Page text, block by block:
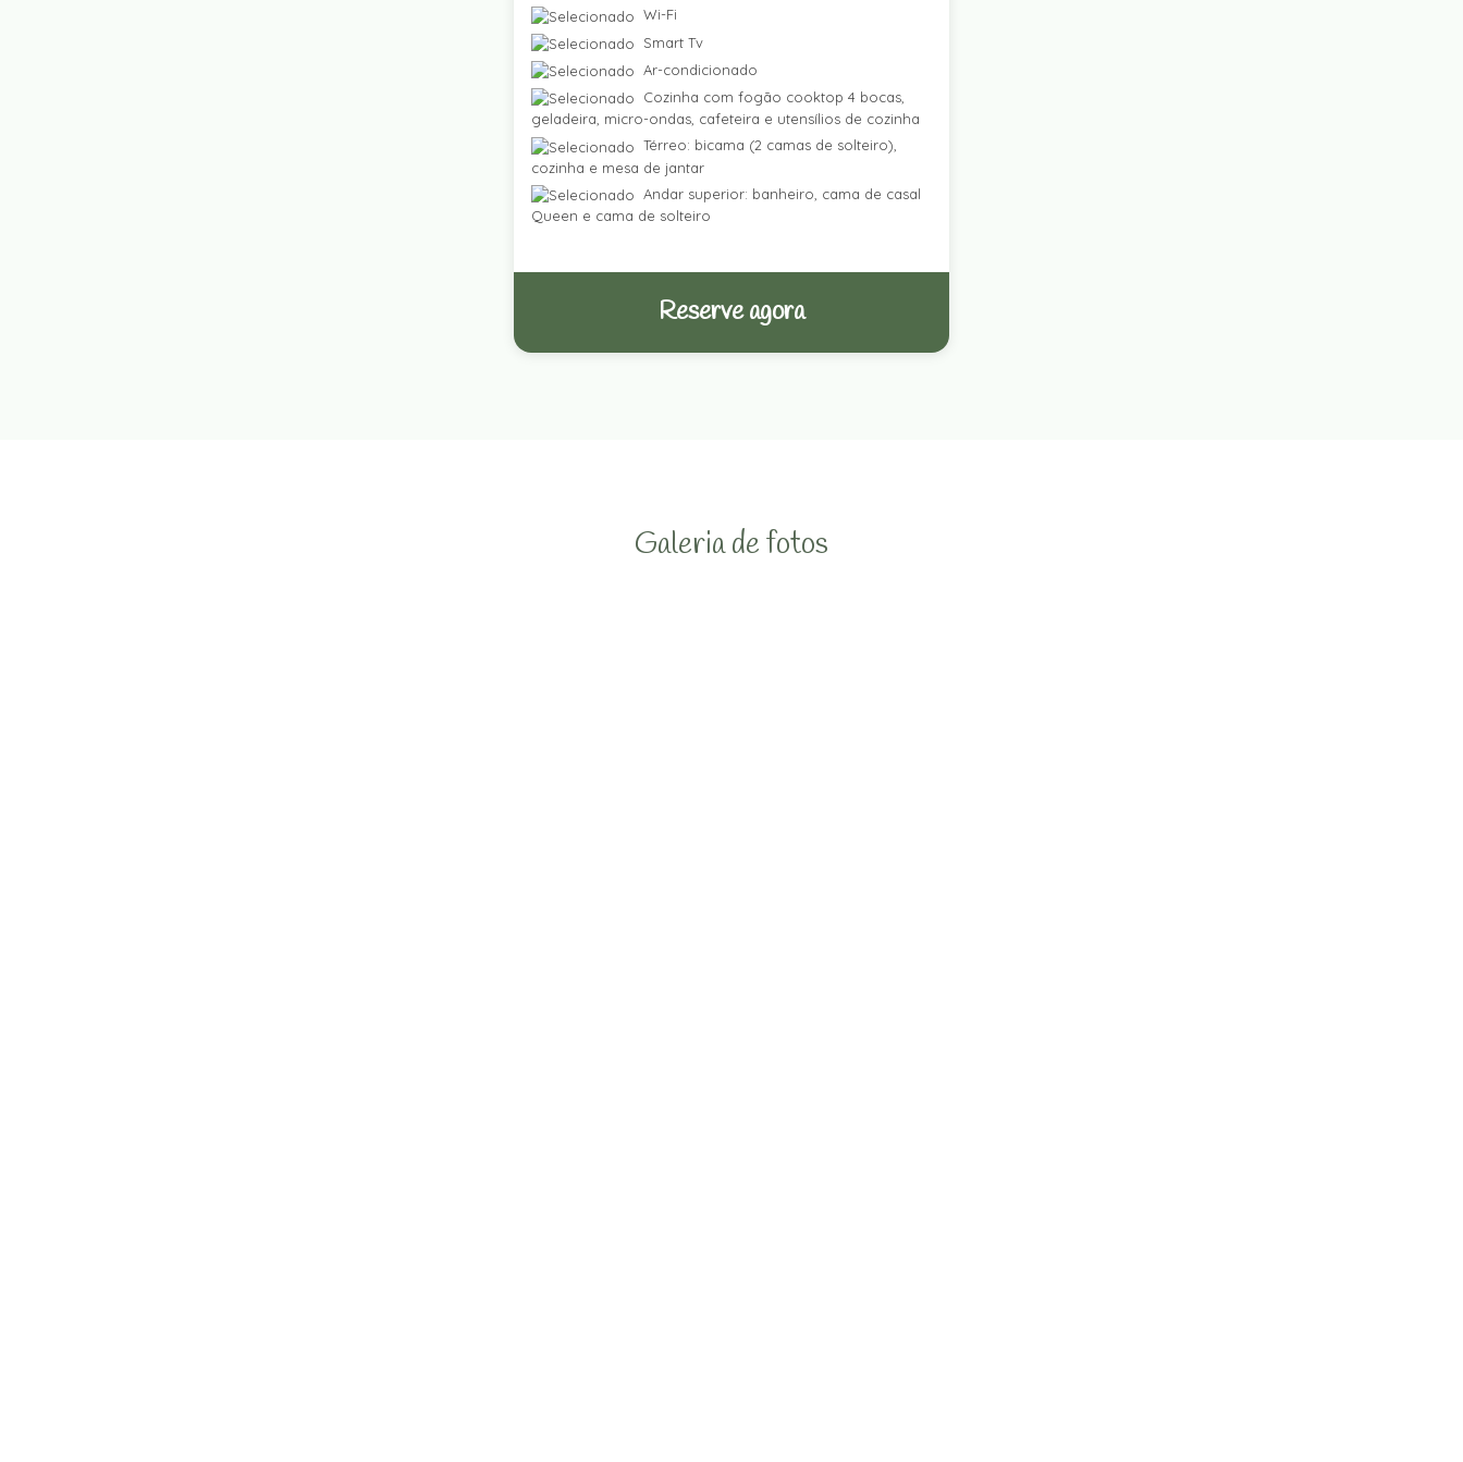
Wi-Fi
Smart Tv
Ar-condicionado
Cozinha com fogão cooktop 4 bocas,
geladeira, micro-ondas, cafeteira e utensílios de cozinha
Térreo: bicama (2 camas de solteiro),
cozinha e mesa de jantar
Andar superior: banheiro, cama de casal
Queen e cama de solteiro
Reserve agora
Galeria de fotos